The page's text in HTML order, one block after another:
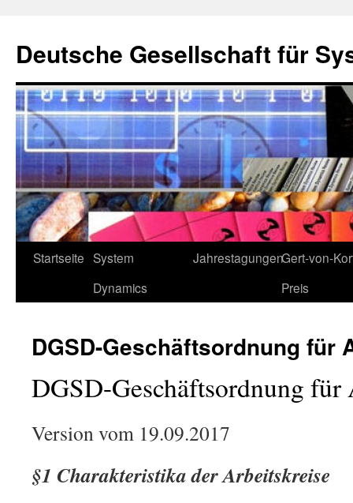
Deutsche Gesellschaft für
Zum
Startseite System
Dynamics
JahrestagungenGert-von-
Preis
DGSD-Geschäftsordnung für
DGSD-Geschäftsordnung für
Version vom 19.09.2017
§1 Charakteristika der Arbeitskreise